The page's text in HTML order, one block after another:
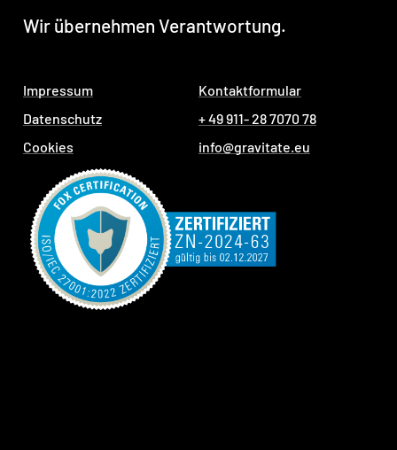
Wir übernehmen Verantwortung.
Impressum
Datenschutz
Cookies
Kontaktformular
+ 49 911- 28 7070 78
info@gravitate.eu